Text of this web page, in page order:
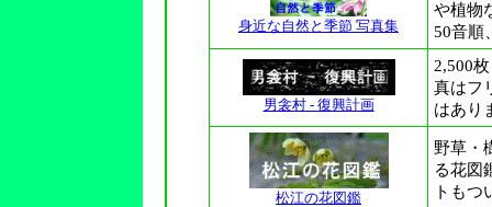
身近な自然と季節 写真集
や植物
50音順
男衾村 - 復興計画
2,500
真はフ
はあり
松江の花図鑑
野草・
る花図
トもつ